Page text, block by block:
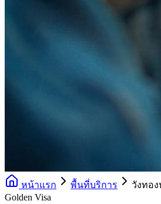
หน้าแรก พื้นที่บริการ วังทอง
Golden Visa